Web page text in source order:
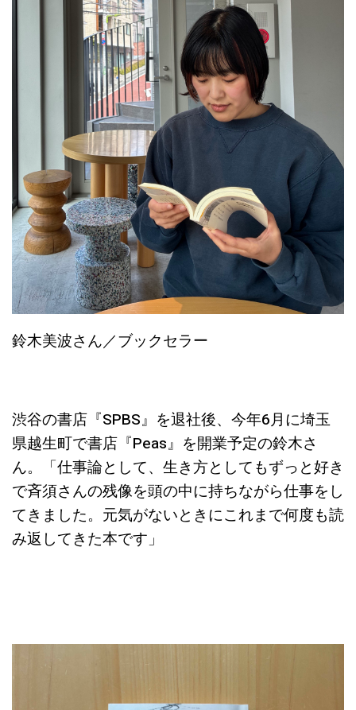
鈴木美波さん／ブックセラー
渋谷の書店『SPBS』を退社後、今年6月に埼玉
県越生町で書店『Peas』を開業予定の鈴木さ
ん。「仕事論として、生き方としてもずっと好き
で斉須さんの残像を頭の中に持ちながら仕事をし
てきました。元気がないときにこれまで何度も読
み返してきた本です」